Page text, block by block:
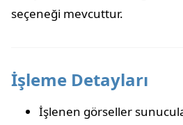
seçeneği mevcuttur.
İşleme Detayları
İşlenen görseller